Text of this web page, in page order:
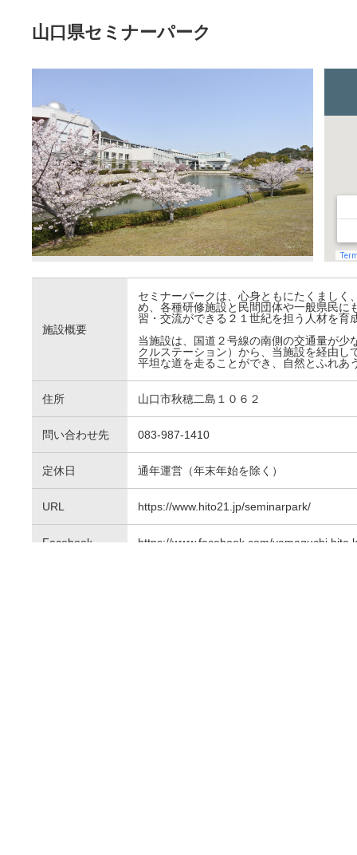
山口県セミナーパーク
施設概要
セミナーパークは、心身ともにたくまし
め、各種研修施設と民間団体や一般県民に
習・交流ができる２１世紀を担う人材を育
当施設は、国道２号線の南側の交通量が
クルステーション）から、当施設を経由
平坦な道を走ることができ、自然とふれあ
住所 山口市秋穂二島１０６２
問い合わせ先 083-987-1410
定休日 通年運営（年末年始を除く）
URL https://www.hito21.jp/seminarpark/
Facebook https://www.facebook.com/